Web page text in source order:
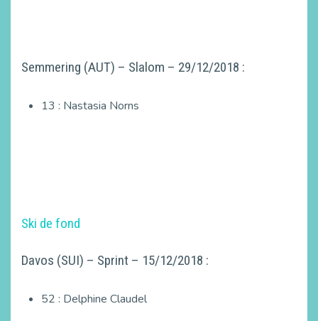
Semmering (AUT) – Slalom – 29/12/2018 :
13 : Nastasia Norns
Ski de fond
Davos (SUI) – Sprint – 15/12/2018 :
52 : Delphine Claudel